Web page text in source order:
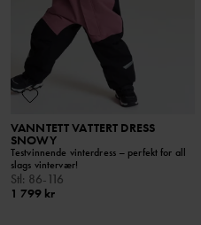
VANNTETT VATTERT DRESS
SNOWY
Testvinnende vinterdress – perfekt for all
slags vintervær!
Stl: 86-116
1 799 kr